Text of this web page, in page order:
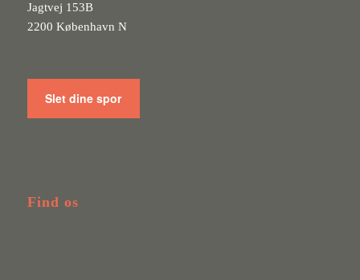
Jagtvej 153B
2200 København N
Slet dine spor
Find os